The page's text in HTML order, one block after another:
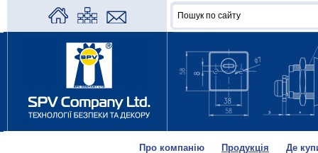
Про компанію Продукція Де